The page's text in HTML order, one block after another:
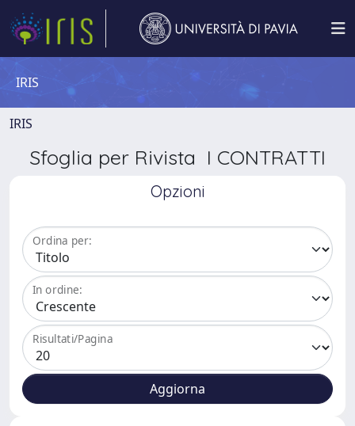
IRIS
IRIS
Sfoglia per Rivista I CONTRATTI
Opzioni
Ordina per:
In ordine:
Risultati/Pagina